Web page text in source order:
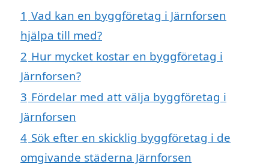
1 Vad kan en byggföretag i Järnforsen
hjälpa till med?
2 Hur mycket kostar en byggföretag i
Järnforsen?
3 Fördelar med att välja byggföretag i
Järnforsen
4 Sök efter en skicklig byggföretag i de
omgivande städerna Järnforsen